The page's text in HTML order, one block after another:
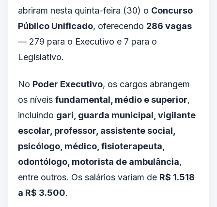
abriram nesta quinta-feira (30) o Concurso
Público Unificado, oferecendo 286 vagas
— 279 para o Executivo e 7 para o
Legislativo.
No Poder Executivo, os cargos abrangem
os níveis fundamental, médio e superior,
incluindo gari, guarda municipal, vigilante
escolar, professor, assistente social,
psicólogo, médico, fisioterapeuta,
odontólogo, motorista de ambulância,
entre outros. Os salários variam de R$ 1.518
a R$ 3.500.